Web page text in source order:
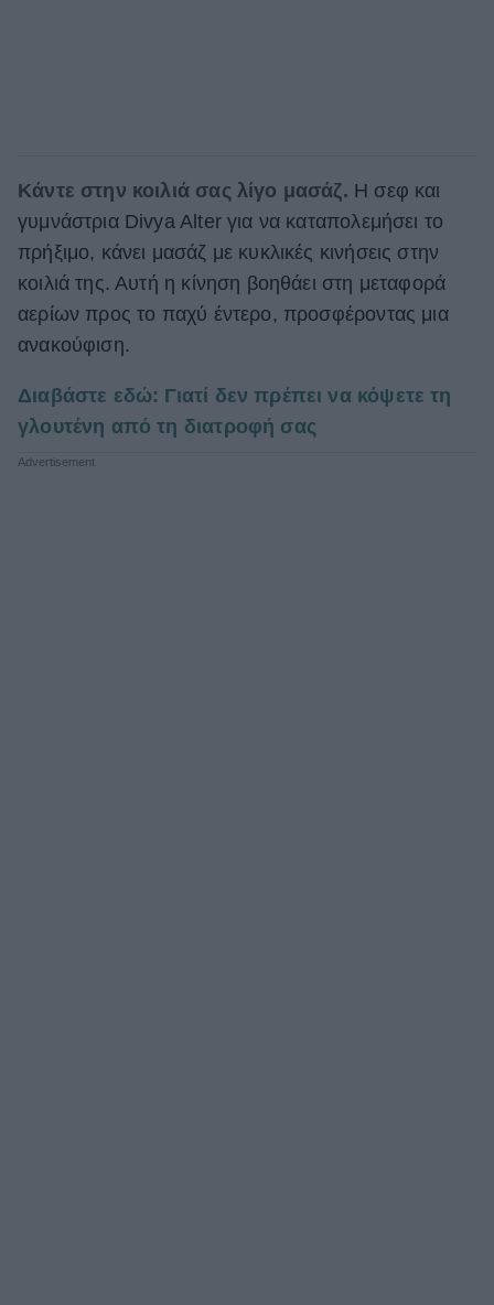
Κάντε στην κοιλιά σας λίγο μασάζ. Η σεφ και
γυμνάστρια Divya Alter για να καταπολεμήσει το
πρήξιμο, κάνει μασάζ με κυκλικές κινήσεις στην
κοιλιά της. Αυτή η κίνηση βοηθάει στη μεταφορά
αερίων προς το παχύ έντερο, προσφέροντας μια
ανακούφιση.
Διαβάστε εδώ: Γιατί δεν πρέπει να κόψετε τη
γλουτένη από τη διατροφή σας